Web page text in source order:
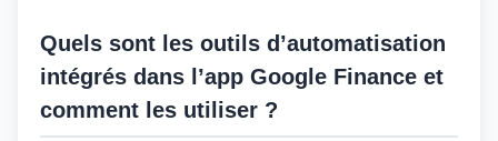
Quels sont les outils d’automatisation
intégrés dans l’app Google Finance et
comment les utiliser ?